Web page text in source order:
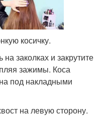
косичку.
заколках и закрутите
зажимы. Коса
под накладными
на левую сторону.